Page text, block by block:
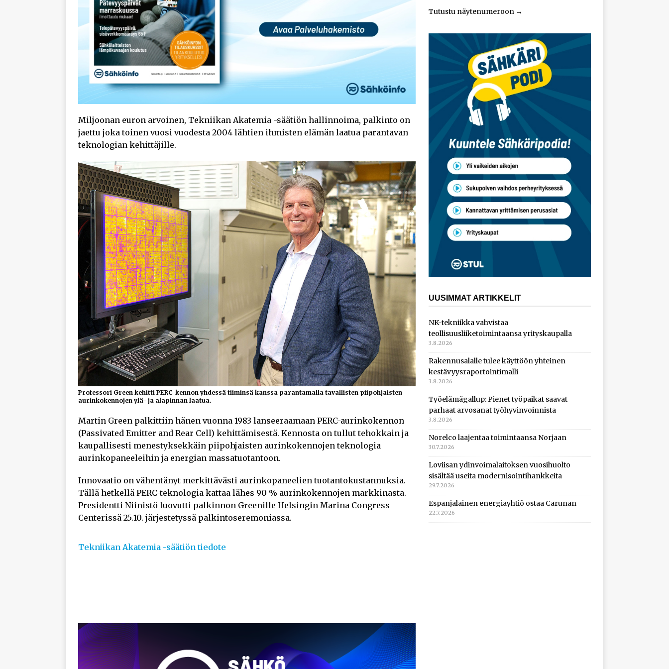
Miljoonan euron arvoinen, Tekniikan Akatemia -säätiön hallinnoima, palkinto on
jaettu joka toinen vuosi vuodesta 2004 lähtien ihmisten elämän laatua parantavan
teknologian kehittäjille.
Professori Green kehitti PERC-kennon yhdessä tiiminsä kanssa parantamalla tavallisten piipohjaisten
aurinkokennojen ylä- ja alapinnan laatua.
Martin Green palkittiin hänen vuonna 1983 lanseeraamaan PERC-aurinkokennon
(Passivated Emitter and Rear Cell) kehittämisestä. Kennosta on tullut tehokkain ja
kaupallisesti menestyksekkäin piipohjaisten aurinkokennojen teknologia
aurinkopaneeleihin ja energian massatuotantoon.
Innovaatio on vähentänyt merkittävästi aurinkopaneelien tuotantokustannuksia.
Tällä hetkellä PERC-teknologia kattaa lähes 90 % aurinkokennojen markkinasta.
Presidentti Niinistö luovutti palkinnon Greenille Helsingin Marina Congress
Centerissä 25.10. järjestetyssä palkintoseremoniassa.
Tekniikan Akatemia -säätiön tiedote
Tutustu näytenumeroon→
UUSIMMAT ARTIKKELIT
NK-tekniikka vahvistaa
teollisuusliiketoimintaansa yrityskaupalla
3.8.2026
Rakennusalalle tulee käyttöön yhteinen
kestävyysraportointimalli
3.8.2026
Työelämägallup: Pienet työpaikat saavat
parhaat arvosanat työhyvinvoinnista
3.8.2026
Norelco laajentaa toimintaansa Norjaan
30.7.2026
Loviisan ydinvoimalaitoksen vuosihuolto
sisältää useita modernisointihankkeita
29.7.2026
Espanjalainen energiayhtiö ostaa Carunan
22.7.2026